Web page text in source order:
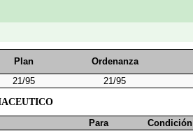
Plan Ordenanza
21/95 21/95
Para
Condición